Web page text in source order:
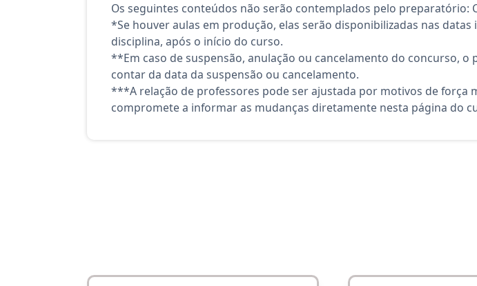
Os seguintes conteúdos não serão contemplados pelo preparatório:
*Se houver aulas em produção, elas serão disponibilizadas nas
disciplina, após o início do curso.
**Em caso de suspensão, anulação ou cancelamento do concurso,
contar da data da suspensão ou cancelamento.
***A relação de professores pode ser ajustada por motivos de força
compromete a informar as mudanças diretamente nesta página do